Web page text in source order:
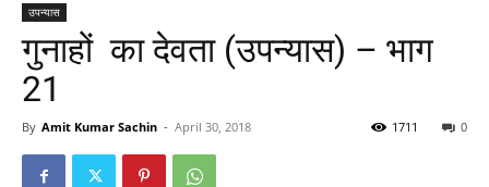
उपन्यास
गुनाहों का देवता (उपन्यास) – भाग
21
By Amit Kumar Sachin - April 30, 2018 0
1711